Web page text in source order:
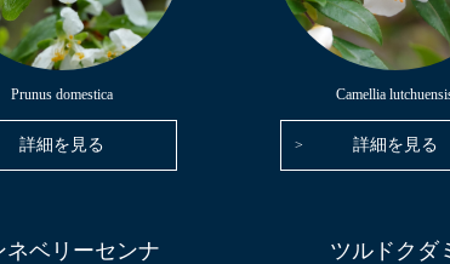
Prunus domestica
詳細を見る
Camellia
詳細を見る
ネベリーセンナ ツルドクダ